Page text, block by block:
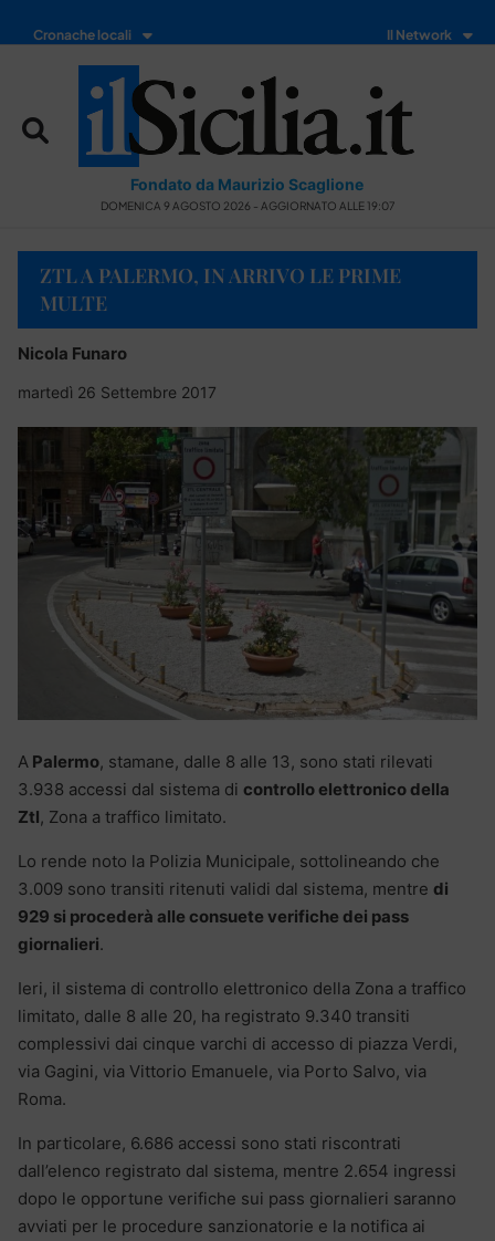
Cronache locali Il Network
Fondato da Maurizio Scaglione
DOMENICA 9 AGOSTO 2026 - AGGIORNATO ALLE 19:07
ZTL A PALERMO, IN ARRIVO LE PRIME
MULTE
Nicola Funaro
martedì 26 Settembre 2017
A Palermo, stamane, dalle 8 alle 13, sono stati rilevati
3.938 accessi dal sistema di controllo elettronico della
Ztl, Zona a traffico limitato.
Lo rende noto la Polizia Municipale, sottolineando che
3.009 sono transiti ritenuti validi dal sistema, mentre di
929 si procederà alle consuete verifiche dei pass
giornalieri.
Ieri, il sistema di controllo elettronico della Zona a traffico
limitato, dalle 8 alle 20, ha registrato 9.340 transiti
complessivi dai cinque varchi di accesso di piazza Verdi,
via Gagini, via Vittorio Emanuele, via Porto Salvo, via
Roma.
In particolare, 6.686 accessi sono stati riscontrati
dall’elenco registrato dal sistema, mentre 2.654 ingressi
dopo le opportune verifiche sui pass giornalieri saranno
avviati per le procedure sanzionatorie e la notifica ai